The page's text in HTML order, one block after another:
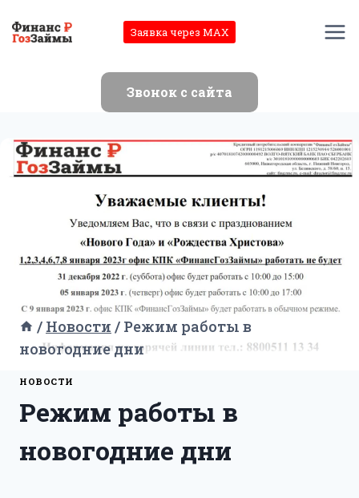
Заявка через MAX
Звонок с сайта
/ Новости / Режим работы в
новогодние дни
НОВОСТИ
Режим работы в
новогодние дни